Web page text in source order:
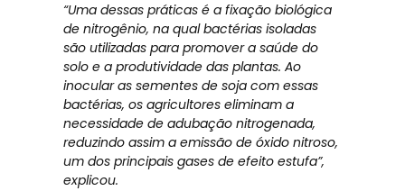
“Uma dessas práticas é a fixação biológica
de nitrogênio, na qual bactérias isoladas
são utilizadas para promover a saúde do
solo e a produtividade das plantas. Ao
inocular as sementes de soja com essas
bactérias, os agricultores eliminam a
necessidade de adubação nitrogenada,
reduzindo assim a emissão de óxido nitroso,
um dos principais gases de efeito estufa”,
explicou.